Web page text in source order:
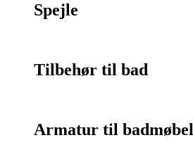
Spejle
Tilbehør til bad
Armatur til badmøbel